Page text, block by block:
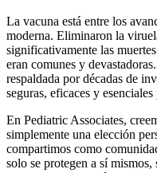
La vacuna está entre los
moderna. Eliminaron la
significativamente las
eran comunes y
respaldada por décadas de
seguras, eficaces y
En Pediatric Associates,
simplemente una elección
compartimos como
solo se protegen a sí